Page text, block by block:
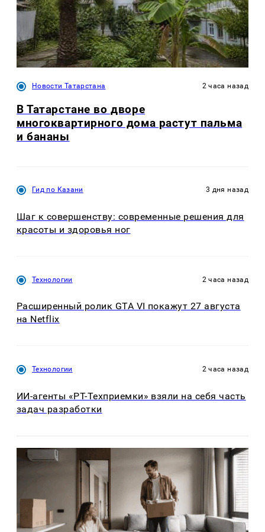
Новости Татарстана 2 часа назад
В Татарстане во дворе
многоквартирного дома растут пальма
и бананы
Гид по Казани 3 дня назад
Шаг к совершенству: современные решения для
красоты и здоровья ног
Технологии 2 часа назад
Расширенный ролик GTA VI покажут 27 августа
на Netflix
Технологии 2 часа назад
ИИ-агенты «РТ-Техприемки» взяли на себя часть
задач разработки